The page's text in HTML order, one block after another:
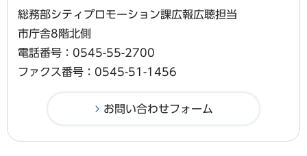
総務部シティプロモーション課広報広聴担当
市庁舎8階北側
電話番号：0545-55-2700
ファクス番号：0545-51-1456